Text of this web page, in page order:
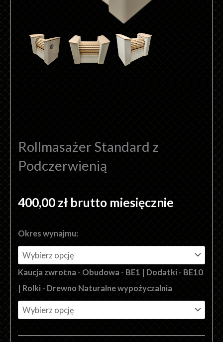
Rollmasażer Standard z
Podczerwienią
400,00 zł brutto miesięcznie
Okres wynajmu:
Kaucja zwrotna - Obudowa - BE1 | Dodatki - BE10
| Rolki - Drewno Naturalne wypożyczalnia
ilość
Rollmasażer
Standard
z
Podczerwienią